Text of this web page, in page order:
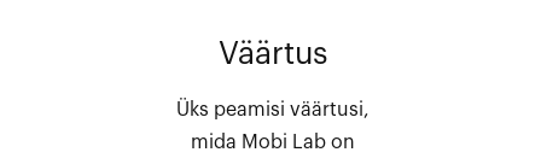
Väärtus
Üks peamisi väärtusi,
mida Mobi Lab on